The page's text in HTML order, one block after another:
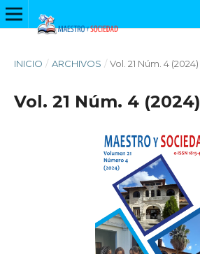
INICIO / ARCHIVOS / Vol. 21 Núm. 4 (2024)
Vol. 21 Núm. 4 (2024)